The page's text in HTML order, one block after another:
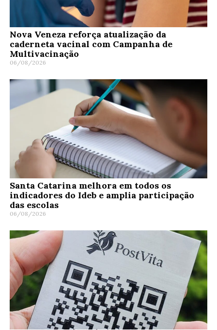
Nova Veneza reforça atualização da
caderneta vacinal com Campanha de
Multivacinação
06/08/2026
Santa Catarina melhora em todos os
indicadores do Ideb e amplia participação
das escolas
06/08/2026